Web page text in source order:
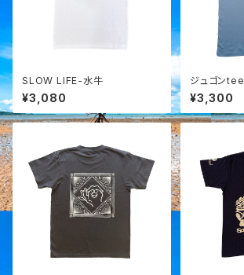
SLOW LIFE-水牛
¥3,080
ジュゴンtee
¥3,300